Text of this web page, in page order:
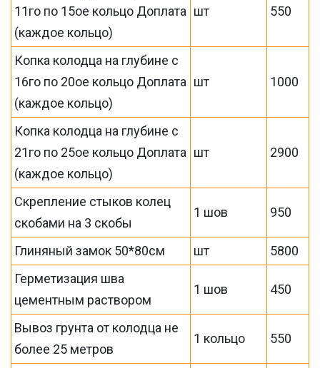
11го по 15ое кольцо Доплата
(каждое кольцо)
шт 550
Копка колодца на глубине с
16го по 20ое кольцо Доплата
(каждое кольцо)
шт 1000
Копка колодца на глубине с
21го по 25ое кольцо Доплата
(каждое кольцо)
шт 2900
Скрепление стыков колец
скобами на 3 скобы
1 шов 950
Глиняный замок 50*80см шт
5800
Герметизация шва
цементным раствором
1 шов 450
Вывоз грунта от колодца не
более 25 метров
1 кольцо 550